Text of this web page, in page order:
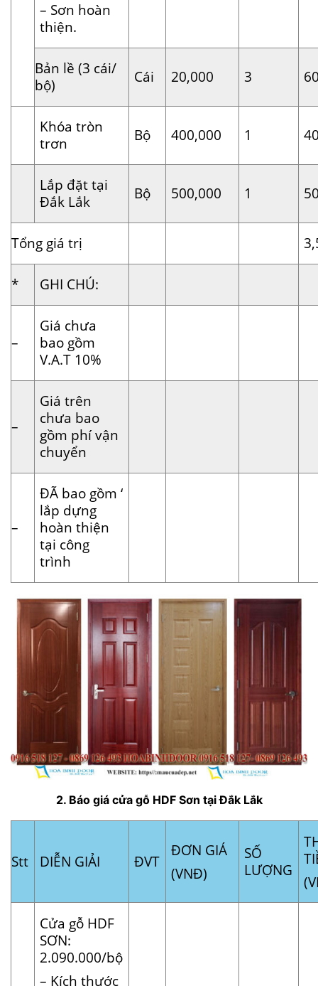
– Sơn hoàn
thiện.
Bản lề (3 cái/
bộ)
Cái 20,000 3
Khóa tròn
trơn
Bộ 400,000 1
Lắp đặt tại
Đắk Lắk
Bộ 500,000 1
Tổng giá trị
* GHI CHÚ:
–
Giá chưa
bao gồm
V.A.T 10%
–
Giá trên
chưa bao
gồm phí vận
chuyển
–
ĐÃ bao gồm ‘
lắp dựng
hoàn thiện
tại công
trình
2. Báo giá cửa gỗ HDF Sơn tại Đắk Lắk
Stt DIỄN GIẢI ĐVT
ĐƠN GIÁ
(VNĐ)
SỐ
LƯỢNG
Cửa gỗ HDF
SƠN:
2.090.000/bộ
– Kích thước